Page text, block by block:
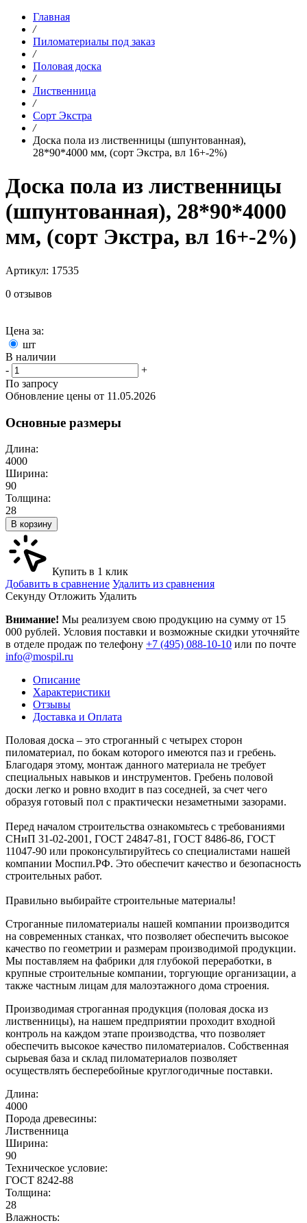
Главная
/
Пиломатериалы под заказ
/
Половая доска
/
Лиственница
/
Сорт Экстра
/
Доска пола из лиственницы (шпунтованная),
28*90*4000 мм, (сорт Экстра, вл 16+-2%)
Доска пола из лиственницы
(шпунтованная), 28*90*4000
мм, (сорт Экстра, вл 16+-2%)
Артикул: 17535
0 отзывов
Цена за:
шт
В наличии
-
+
По запросу
Обновление цены от 11.05.2026
Основные размеры
Длина:
4000
Ширина:
90
Толщина:
28
В корзину
Купить в 1 клик
Добавить в сравнение Удалить из сравнения
Cекунду Отложить Удалить
Внимание! Мы реализуем свою продукцию на сумму от 15
000 рублей. Условия поставки и возможные скидки уточняйте
в отделе продаж по телефону +7 (495) 088-10-10 или по почте
info@mospil.ru
Описание
Характеристики
Отзывы
Доставка и Оплата
Половая доска – это строганный с четырех сторон
пиломатериал, по бокам которого имеются паз и гребень.
Благодаря этому, монтаж данного материала не требует
специальных навыков и инструментов. Гребень половой
доски легко и ровно входит в паз соседней, за счет чего
образуя готовый пол с практически незаметными зазорами.
Перед началом строительства ознакомьтесь с требованиями
СНиП 31-02-2001, ГОСТ 24847-81, ГОСТ 8486-86, ГОСТ
11047-90 или проконсультируйтесь со специалистами нашей
компании Моспил.РФ. Это обеспечит качество и безопасность
строительных работ.
Правильно выбирайте строительные материалы!
Строганные пиломатериалы нашей компании производится
на современных станках, что позволяет обеспечить высокое
качество по геометрии и размерам производимой продукции.
Мы поставляем на фабрики для глубокой переработки, в
крупные строительные компании, торгующие организации, а
также частным лицам для малоэтажного дома строения.
Производимая строганная продукция (половая доска из
лиственницы), на нашем предприятии проходит входной
контроль на каждом этапе производства, что позволяет
обеспечить высокое качество пиломатериалов. Собственная
сырьевая база и склад пиломатериалов позволяет
осуществлять бесперебойные круглогодичные поставки.
Длина:
4000
Порода древесины:
Лиственница
Ширина:
90
Техническое условие:
ГОСТ 8242-88
Толщина:
28
Влажность: